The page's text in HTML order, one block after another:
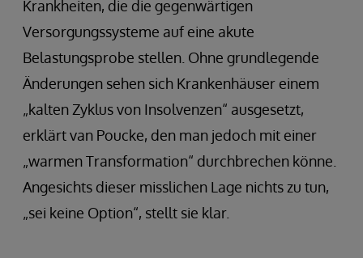
Krankheiten, die die gegenwärtigen
Versorgungssysteme auf eine akute
Belastungsprobe stellen. Ohne grundlegende
Änderungen sehen sich Krankenhäuser einem
„kalten Zyklus von Insolvenzen“ ausgesetzt,
erklärt van Poucke, den man jedoch mit einer
„warmen Transformation“ durchbrechen könne.
Angesichts dieser misslichen Lage nichts zu tun,
„sei keine Option“, stellt sie klar.